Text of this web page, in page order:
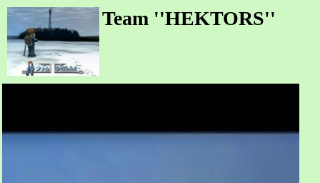
Team ''HEKTORS''